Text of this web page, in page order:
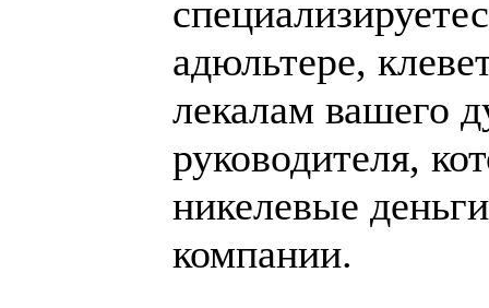
адюльтере,
лекалам вашего
руководителя,
никелевые
компании.